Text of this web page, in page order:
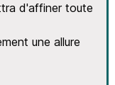
d'affiner toute
une allure